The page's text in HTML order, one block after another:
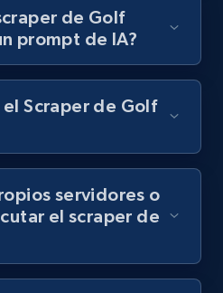
md5, Video url,
and more.
Prueba gratuita
- Discovery records
md5, Video url,
and more.
de Golf
prompt de IA?
Scraper de Golf
servidores o
el scraper de